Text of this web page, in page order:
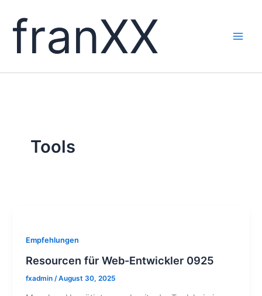
contentfranXX
Tools
Empfehlungen
Resourcen für Web-Entwickler 0925
fxadmin /August 30, 2025